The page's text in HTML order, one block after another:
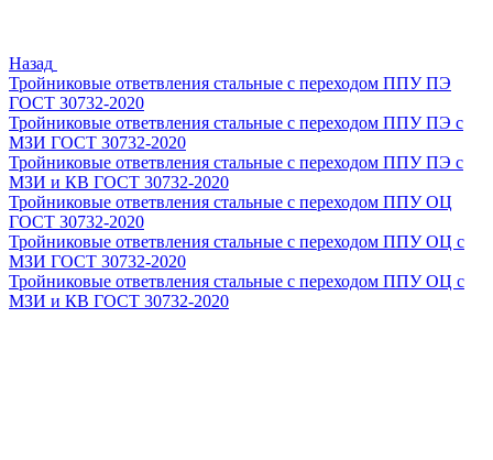
Назад
Тройниковые ответвления стальные с переходом ППУ ПЭ
ГОСТ 30732-2020
Тройниковые ответвления стальные с переходом ППУ ПЭ с
МЗИ ГОСТ 30732-2020
Тройниковые ответвления стальные с переходом ППУ ПЭ с
МЗИ и КВ ГОСТ 30732-2020
Тройниковые ответвления стальные с переходом ППУ ОЦ
ГОСТ 30732-2020
Тройниковые ответвления стальные с переходом ППУ ОЦ с
МЗИ ГОСТ 30732-2020
Тройниковые ответвления стальные с переходом ППУ ОЦ с
МЗИ и КВ ГОСТ 30732-2020